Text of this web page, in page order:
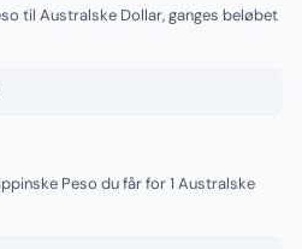
til Australske Dollar, ganges beløbet
Peso du får for 1 Australske